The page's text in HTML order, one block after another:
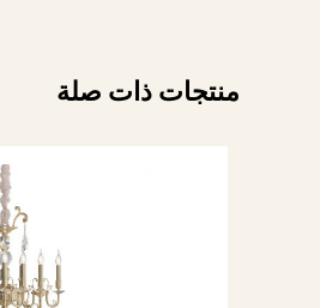
منتجات ذات صلة